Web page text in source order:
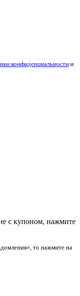
конфиденциальности и
с купоном, нажмите
то нажмите на